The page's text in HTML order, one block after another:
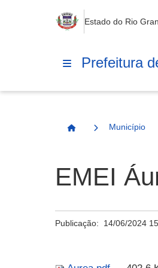
Estado do Rio
Prefeitura
Página Inicial
Município
EMEI
Publicação: 14/06/2024